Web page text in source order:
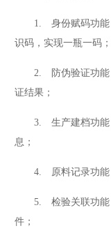
1. 身份赋码功能
识码，实现一瓶一码；
2. 防伪验证功能
证结果；
3. 生产建档功能
息；
4. 原料记录功能
5. 检验关联功能
件；